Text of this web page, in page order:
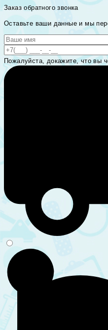
Заказ обратного звонка
Оставьте ваши данные и мы
Пожалуйста, докажите, что вы